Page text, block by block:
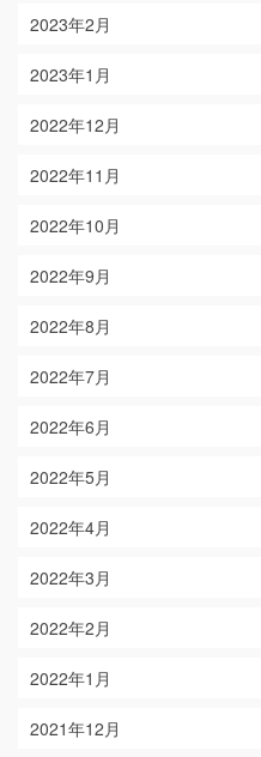
2023年2月
2023年1月
2022年12月
2022年11月
2022年10月
2022年9月
2022年8月
2022年7月
2022年6月
2022年5月
2022年4月
2022年3月
2022年2月
2022年1月
2021年12月